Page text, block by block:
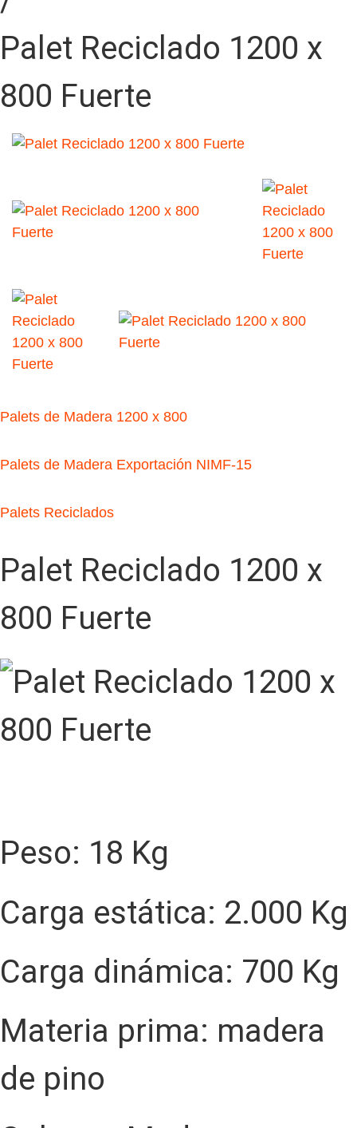
Palet Reciclado 1200 x
800 Fuerte
Palets de Madera 1200 x 800
Palets de Madera Exportación NIMF-15
Palets Reciclados
Palet Reciclado 1200 x
800 Fuerte
Peso: 18 Kg
Carga estática: 2.000 Kg
Carga dinámica: 700 Kg
Materia prima: madera
de pino